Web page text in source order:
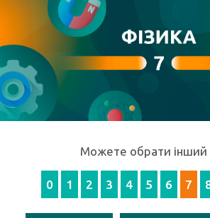
Можете обрати інший
0 1 2 3 4 5 6 7